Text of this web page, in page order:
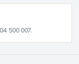
500 007.